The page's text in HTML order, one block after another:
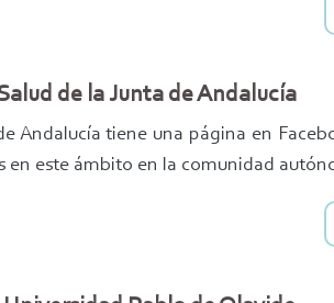
de la Junta de Andalucía
Andalucía tiene una página en
en este ámbito en la comunidad